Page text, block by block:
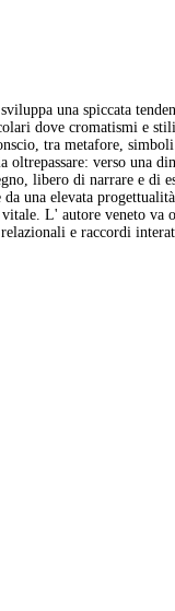
una spiccata
dove cromatismi e
tra metafore,
verso una
libero di narrare e di
elevata
L' autore veneto
e raccordi